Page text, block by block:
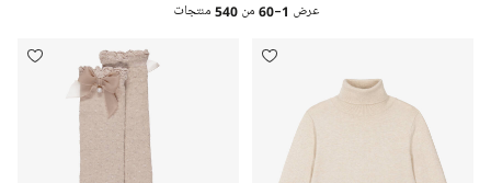
عرض 1-60 من540 منتجات